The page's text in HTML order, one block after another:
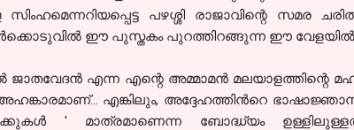
സിംഹമെന്നറിയപ്പെട്ട പഴശ്ശി രാജാവിന്റെ സമര
ഈ പുസ്തകം പുറത്തിറങ്ങുന്ന ഈ
എന്ന എന്റെ അമ്മാമന്‍ മലയാളത്തിന്റെ
എങ്കിലും, അദ്ദേഹത്തിന്‍റെ
' മാത്രമാണെന്ന ബോദ്ധ്യം